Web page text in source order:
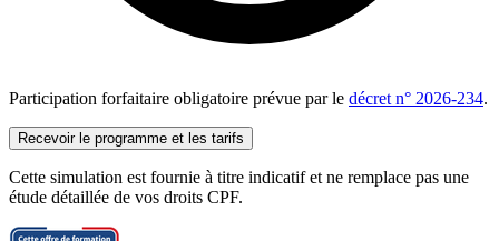
Participation forfaitaire obligatoire prévue par le décret n° 2026-234.
Recevoir le programme et les tarifs
Cette simulation est fournie à titre indicatif et ne remplace pas une
étude détaillée de vos droits CPF.